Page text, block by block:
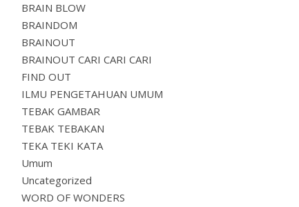
BRAIN BLOW
BRAINDOM
BRAINOUT
BRAINOUT CARI CARI CARI
FIND OUT
ILMU PENGETAHUAN UMUM
TEBAK GAMBAR
TEBAK TEBAKAN
TEKA TEKI KATA
Umum
Uncategorized
WORD OF WONDERS